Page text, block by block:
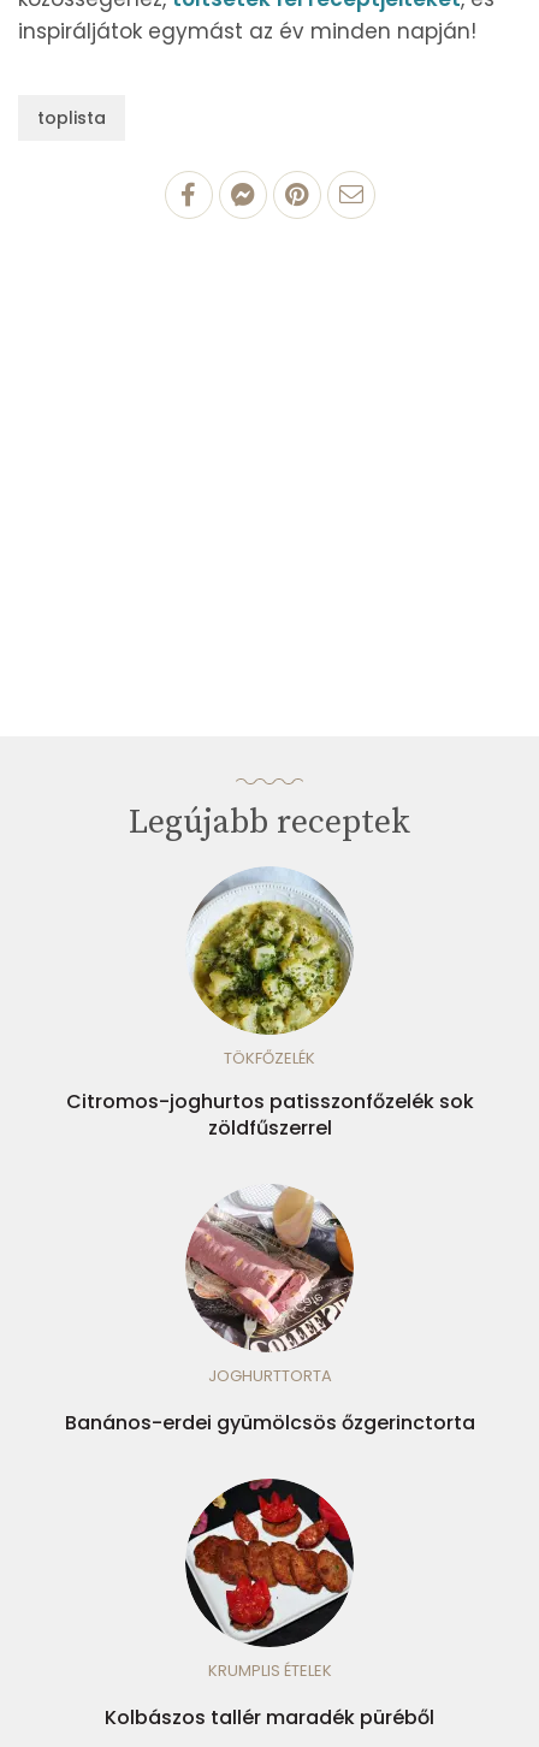
inspiráljátok egymást az év minden napján!
toplista
Legújabb receptek
TÖKFŐZELÉK
Citromos-joghurtos patisszonfőzelék sok
zöldfűszerrel
JOGHURTTORTA
Banános-erdei gyümölcsös őzgerinctorta
KRUMPLIS ÉTELEK
Kolbászos tallér maradék püréből